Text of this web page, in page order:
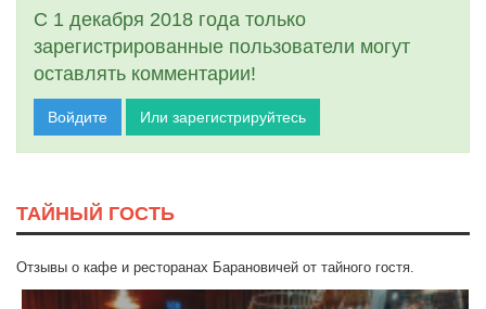
С 1 декабря 2018 года только
зарегистрированные пользователи могут
оставлять комментарии!
Войдите Или зарегистрируйтесь
ТАЙНЫЙ ГОСТЬ
Отзывы о кафе и ресторанах Барановичей от тайного гостя.